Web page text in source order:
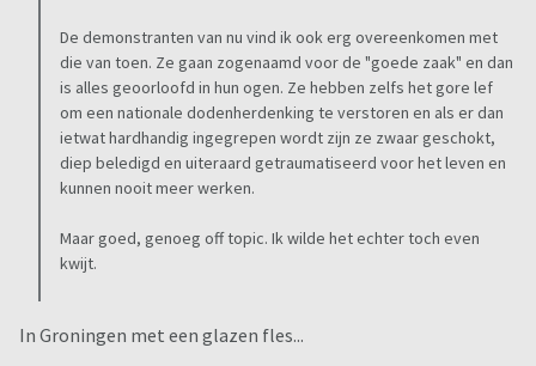
De demonstranten van nu vind ik ook erg overeenkomen met
die van toen. Ze gaan zogenaamd voor de "goede zaak" en dan
is alles geoorloofd in hun ogen. Ze hebben zelfs het gore lef
om een nationale dodenherdenking te verstoren en als er dan
ietwat hardhandig ingegrepen wordt zijn ze zwaar geschokt,
diep beledigd en uiteraard getraumatiseerd voor het leven en
kunnen nooit meer werken.
Maar goed, genoeg off topic. Ik wilde het echter toch even
kwijt.
In Groningen met een glazen fles...